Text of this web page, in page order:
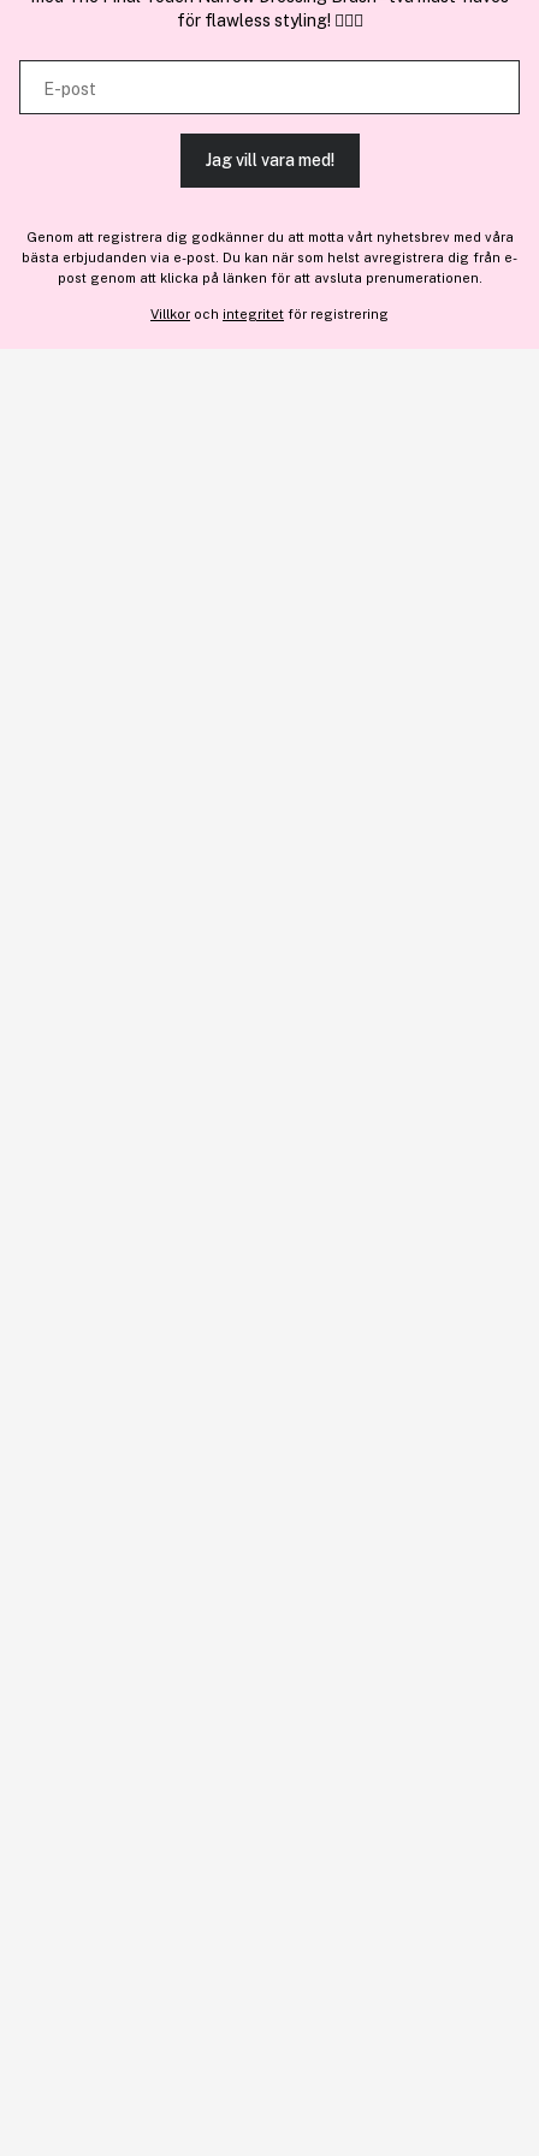
kombinera informationen med annan information som du har
tillhandahållit eller som de har samlat in när du har använt deras
tjänster.
TILLÅT ALLA COOKIES
VISA DETALJER
Brandsdal Group AS
För personlig vägledning om professionella hårprodukter, klicka
här.
för flawless styling! 💇‍♀️✨
E-post
Jag vill vara med!
Genom att registrera dig godkänner du att motta vårt nyhetsbrev med våra
bästa erbjudanden via e-post. Du kan när som helst avregistrera dig från e-
post genom att klicka på länken för att avsluta prenumerationen.
Villkor och integritet för registrering